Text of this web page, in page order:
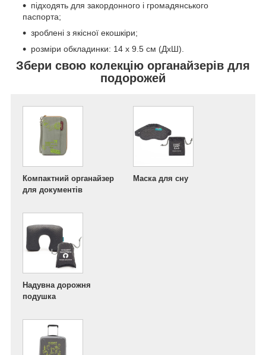
підходять для закордонного і громадянського
паспорта;
зроблені з якісної екошкіри;
розміри обкладинки: 14 х 9.5 см (ДхШ).
Збери свою колекцію органайзерів для
подорожей
Компактний органайзер
для документів
Маска для сну
Надувна дорожня
подушка